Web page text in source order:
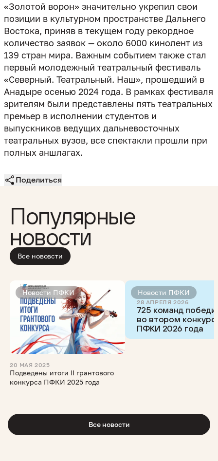
«Золотой ворон» значительно укрепил свои
позиции в культурном пространстве Дальнего
Востока, приняв в текущем году рекордное
количество заявок — около 6000 кинолент из
139 стран мира. Важным событием также стал
первый молодежный театральный фестиваль
«Северный. Театральный. Наш», прошедший в
Анадыре осенью 2024 года. В рамках фестиваля
зрителям были представлены пять театральных
премьер в исполнении студентов и
выпускников ведущих дальневосточных
театральных вузов, все спектакли прошли при
полных аншлагах.
Поделиться
Популярные
новости
Все нововсти
Новости ПФКИ
20 МАЯ 2025
Подведены итоги II грантового
конкурса ПФКИ 2025 года
Новости ПФКИ
28 АПРЕЛЯ 2026
725 команд
во втором
ПФКИ 2026 года
Все новости